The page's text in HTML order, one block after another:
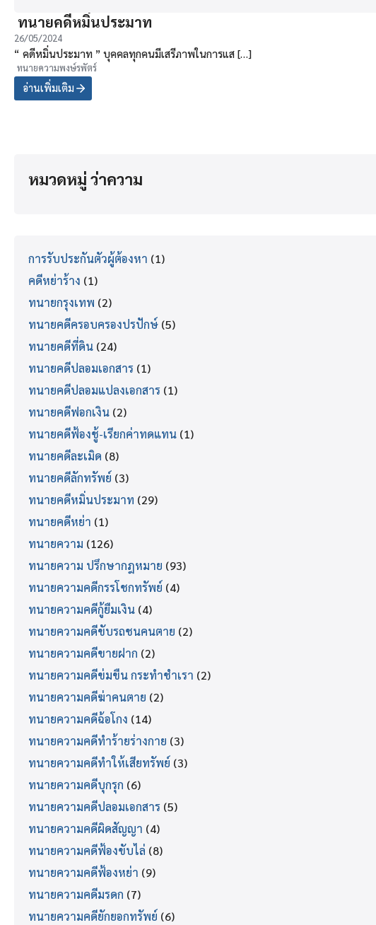
ทนายคดีหมิ่นประมาท
26/05/2024
“ คดีหมิ่นประมาท ” บุคคลทุกคนมีเสรีภาพในการแส […]
ทนายความพงษ์รพัตร์
อ่านเพิ่มเติม
หมวดหมู่ ว่าความ
การรับประกันตัวผู้ต้องหา (1)
คดีหย่าร้าง (1)
ทนายกรุงเทพ (2)
ทนายคดีครอบครองปรปักษ์ (5)
ทนายคดีที่ดิน (24)
ทนายคดีปลอมเอกสาร (1)
ทนายคดีปลอมแปลงเอกสาร (1)
ทนายคดีฟอกเงิน (2)
ทนายคดีฟ้องชู้-เรียกค่าทดแทน (1)
ทนายคดีละเมิด (8)
ทนายคดีลักทรัพย์ (3)
ทนายคดีหมิ่นประมาท (29)
ทนายคดีหย่า (1)
ทนายความ (126)
ทนายความ ปรึกษากฎหมาย (93)
ทนายความคดีกรรโชกทรัพย์ (4)
ทนายความคดีกู้ยืมเงิน (4)
ทนายความคดีขับรถชนคนตาย (2)
ทนายความคดีขายฝาก (2)
ทนายความคดีข่มขืน กระทำชำเรา (2)
ทนายความคดีฆ่าคนตาย (2)
ทนายความคดีฉ้อโกง (14)
ทนายความคดีทำร้ายร่างกาย (3)
ทนายความคดีทำให้เสียทรัพย์ (3)
ทนายความคดีบุกรุก (6)
ทนายความคดีปลอมเอกสาร (5)
ทนายความคดีผิดสัญญา (4)
ทนายความคดีฟ้องขับไล่ (8)
ทนายความคดีฟ้องหย่า (9)
ทนายความคดีมรดก (7)
ทนายความคดียักยอกทรัพย์ (6)